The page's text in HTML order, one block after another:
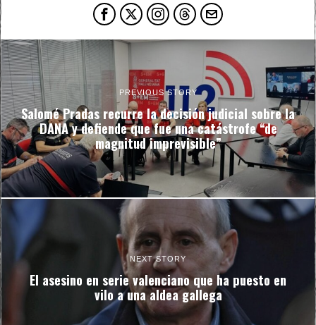
PREVIOUS STORY
Salomé Pradas recurre la decisión judicial sobre la
DANA y defiende que fue una catástrofe “de
magnitud imprevisible”
NEXT STORY
El asesino en serie valenciano que ha puesto en
vilo a una aldea gallega